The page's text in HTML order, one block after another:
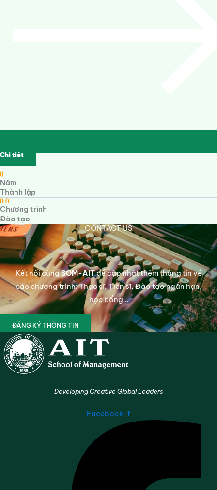
Chi tiết
0
Năm
Thành lập
00
Chương trình
Đào tạo
CONTACT US
Kết nối cùngSOM-AITđể cập nhật thêm thông tin về
các chương trình: Thạc sĩ, Tiến sĩ, Đào tạo ngắn hạn,
học bổng…
ĐĂNG KÝ THÔNG TIN
Developing Creative Global Leaders
Facebook-f